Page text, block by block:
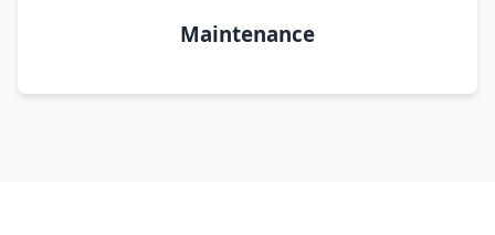
Maintenance